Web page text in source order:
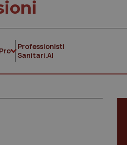
Professionisti
Sanitari.AI